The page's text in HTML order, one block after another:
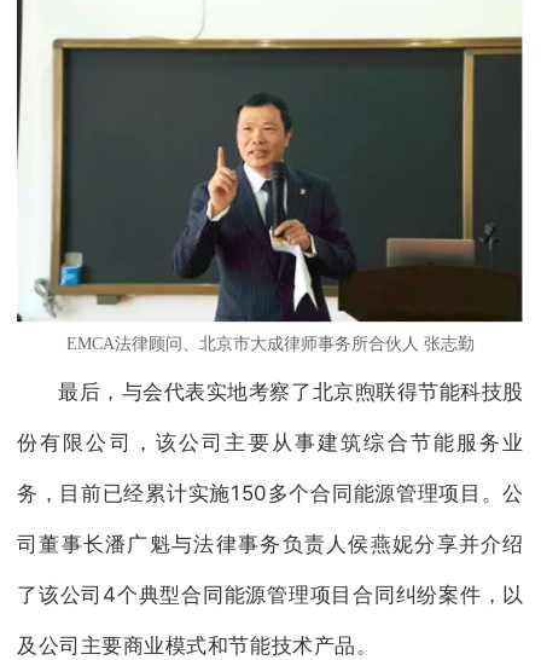
EMCA法律顾问、北京市大成律师事务所合伙人 张志勤
最后，与会代表实地考察了北京煦联得节能科技股
份有限公司，该公司主要从事建筑综合节能服务业
务，目前已经累计实施150多个合同能源管理项目。公
司董事长潘广魁与法律事务负责人侯燕妮分享并介绍
了该公司4个典型合同能源管理项目合同纠纷案件，以
及公司主要商业模式和节能技术产品。